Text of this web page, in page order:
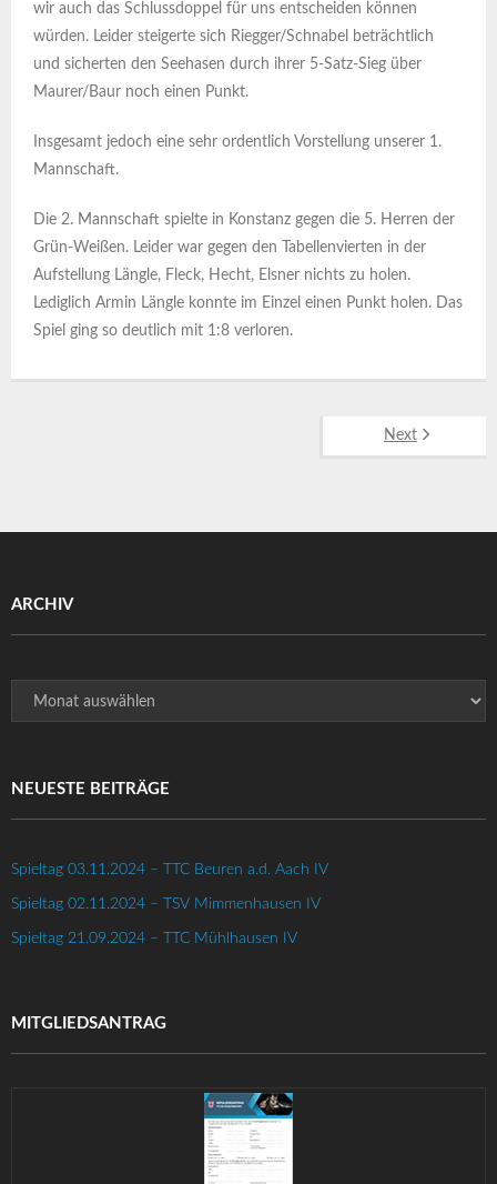
wir auch das Schlussdoppel für uns entscheiden können
würden. Leider steigerte sich Riegger/Schnabel beträchtlich
und sicherten den Seehasen durch ihrer 5-Satz-Sieg über
Maurer/Baur noch einen Punkt.
Insgesamt jedoch eine sehr ordentlich Vorstellung unserer 1.
Mannschaft.
Die 2. Mannschaft spielte in Konstanz gegen die 5. Herren der
Grün-Weißen. Leider war gegen den Tabellenvierten in der
Aufstellung Längle, Fleck, Hecht, Elsner nichts zu holen.
Lediglich Armin Längle konnte im Einzel einen Punkt holen. Das
Spiel ging so deutlich mit 1:8 verloren.
Next
ARCHIV
Archiv
NEUESTE BEITRÄGE
Spieltag 03.11.2024 – TTC Beuren a.d. Aach IV
Spieltag 02.11.2024 – TSV Mimmenhausen IV
Spieltag 21.09.2024 – TTC Mühlhausen IV
MITGLIEDSANTRAG